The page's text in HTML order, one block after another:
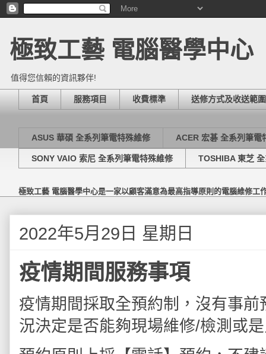
極致工藝 電腦醫學中心
值得您信賴的資訊夥伴!
首頁 服務項目 收費標準 送修方式及收送範圍
ASUS 華碩 全系列筆電特殊維修 ACER 宏碁 全系列筆電
SONY VAIO 索尼 全系列筆電特殊維修 TOSHIBA 東芝
極致工藝 電腦醫學中心是一家以顧客滿意為最高指導原則的電腦維修
2022年5月29日 星期日
疫情期間服務事項
疫情期間採取全預約制，沒有事
況決定是否能夠現場維修/檢測或